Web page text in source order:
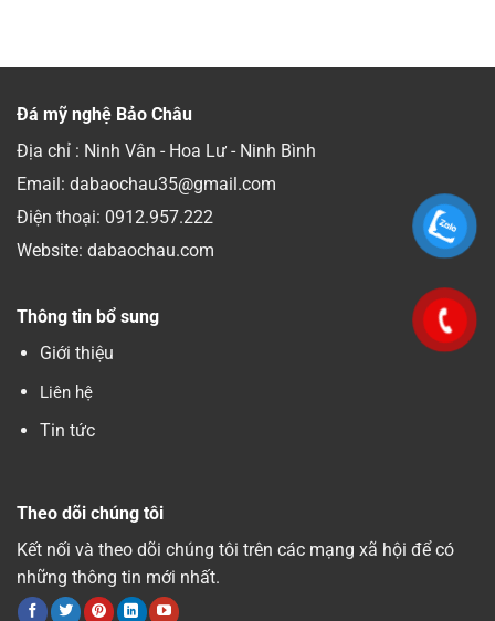
Đá mỹ nghệ Bảo Châu
Địa chỉ : Ninh Vân - Hoa Lư - Ninh Bình
Email: dabaochau35@gmail.com
Điện thoại: 0912.957.222
Website: dabaochau.com
Thông tin bổ sung
Giới thiệu
Liên hệ
Tin tức
Theo dõi chúng tôi
Kết nối và theo dõi chúng tôi trên các mạng xã hội để có
những thông tin mới nhất.